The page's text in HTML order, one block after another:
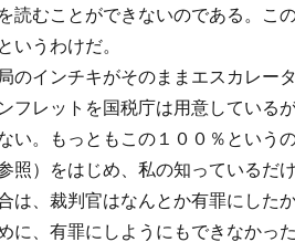
読むことができないのである。こ
いうわけだ。
のインチキがそのままエスカレー
フレットを国税庁は用意している
い。もっともこの１００％という
照）をはじめ、私の知っているだ
は、裁判官はなんとか有罪にした
に、有罪にしようにもできなかっ